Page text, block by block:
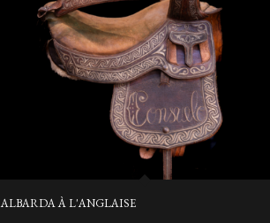
ALBARDA À L'ANGLAISE